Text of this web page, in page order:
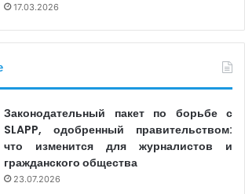
17.03.2026
Законодательный пакет по борьбе с
SLAPP, одобренный правительством:
что изменится для журналистов и
гражданского общества
23.07.2026